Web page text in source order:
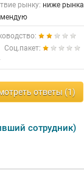
рынку: ниже рынка
Соц.пакет:
ответы (1)
сотрудник)